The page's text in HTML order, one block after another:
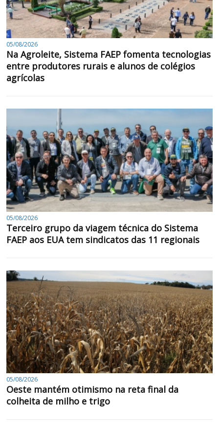
05/08/2026
Na Agroleite, Sistema FAEP fomenta tecnologias
entre produtores rurais e alunos de colégios
agrícolas
05/08/2026
Terceiro grupo da viagem técnica do Sistema
FAEP aos EUA tem sindicatos das 11 regionais
05/08/2026
Oeste mantém otimismo na reta final da
colheita de milho e trigo